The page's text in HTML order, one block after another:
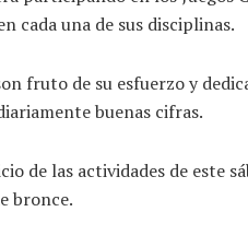
cada una de sus disciplinas.
fruto de su esfuerzo y
buenas cifras.
de las actividades de este
bronce.